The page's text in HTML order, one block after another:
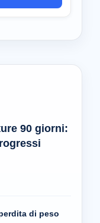
90 giorni:
di peso